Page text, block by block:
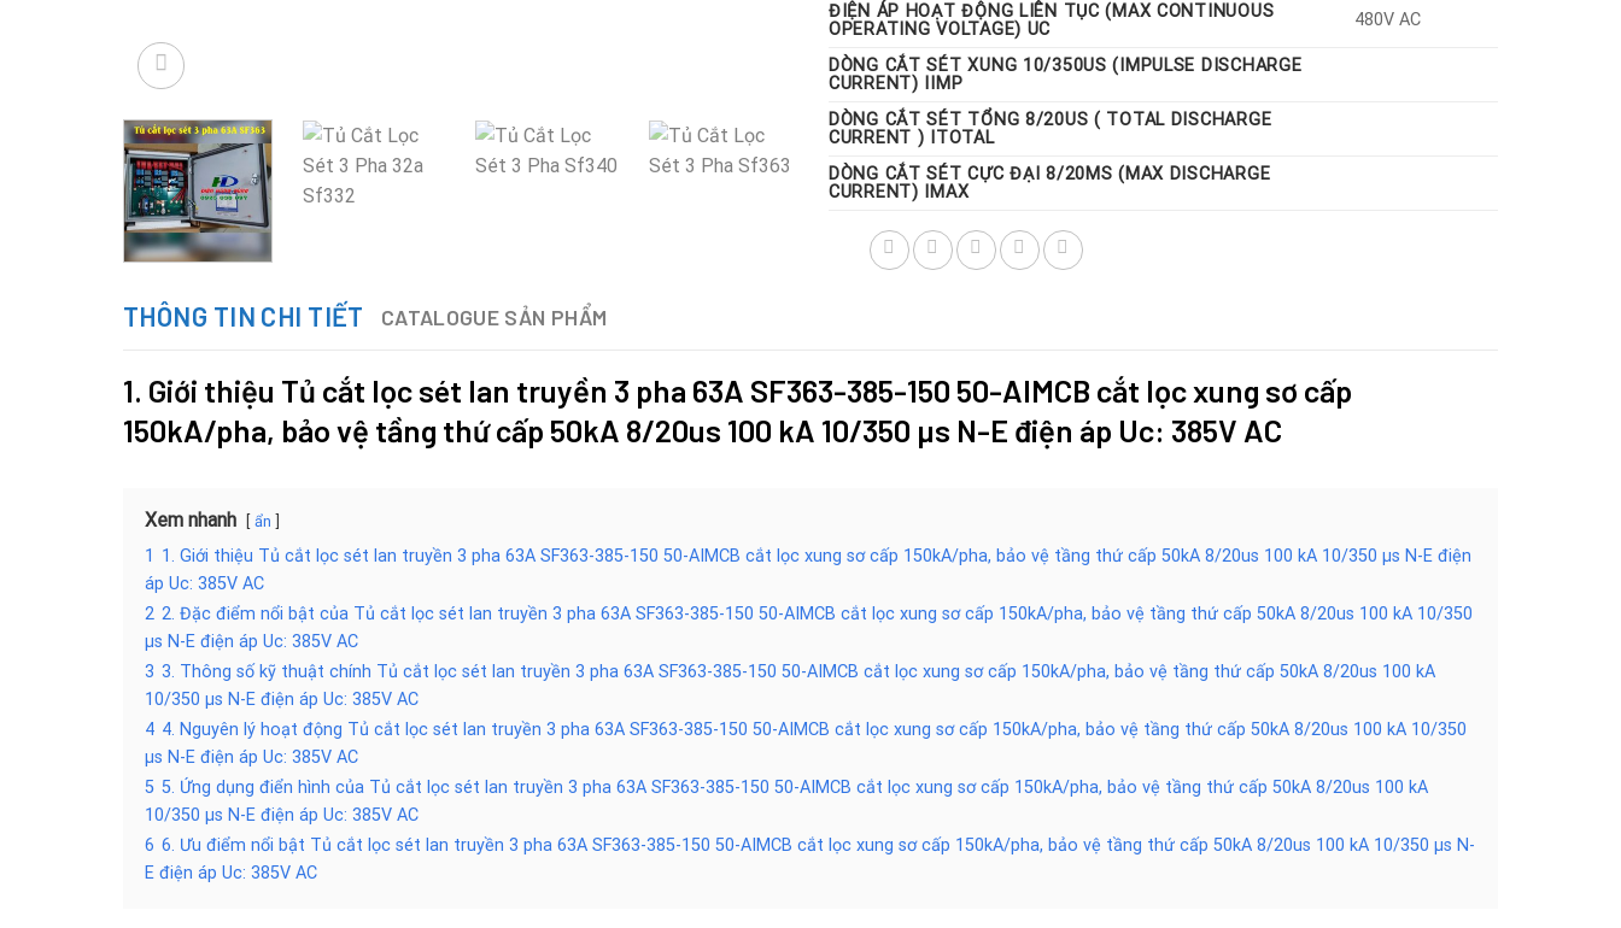
ĐIỆN ÁP HOẠT ĐỘNG LIÊN TỤC (MAX CONTINUOUS
OPERATING VOLTAGE) UC
480V AC
DÒNG CẮT SÉT XUNG 10/350US (IMPULSE DISCHARGE
CURRENT) IIMP
DÒNG CẮT SÉT TỔNG 8/20US ( TOTAL DISCHARGE
CURRENT ) ITOTAL
DÒNG CẮT SÉT CỰC ĐẠI 8/20ΜS (MAX DISCHARGE
CURRENT) IMAX
THÔNG TIN CHI TIẾT CATALOGUE SẢN PHẨM
1. Giới thiệu Tủ cắt lọc sét lan truyền 3 pha 63A SF363-385-150 50-AIMCB cắt lọc xung sơ cấp
150kA/pha, bảo vệ tầng thứ cấp 50kA 8/20us 100 kA 10/350 µs N-E điện áp Uc: 385V AC
Xem nhanh ẩn
1 1. Giới thiệu Tủ cắt lọc sét lan truyền 3 pha 63A SF363-385-150 50-AIMCB cắt lọc xung sơ cấp 150kA/pha, bảo vệ tầng thứ cấp 50kA 8/20us 100 kA 10/350 µs N-E điện
áp Uc: 385V AC
2 2. Đặc điểm nổi bật của Tủ cắt lọc sét lan truyền 3 pha 63A SF363-385-150 50-AIMCB cắt lọc xung sơ cấp 150kA/pha, bảo vệ tầng thứ cấp 50kA 8/20us 100 kA 10/350
µs N-E điện áp Uc: 385V AC
3 3. Thông số kỹ thuật chính Tủ cắt lọc sét lan truyền 3 pha 63A SF363-385-150 50-AIMCB cắt lọc xung sơ cấp 150kA/pha, bảo vệ tầng thứ cấp 50kA 8/20us 100 kA
10/350 µs N-E điện áp Uc: 385V AC
4 4. Nguyên lý hoạt động Tủ cắt lọc sét lan truyền 3 pha 63A SF363-385-150 50-AIMCB cắt lọc xung sơ cấp 150kA/pha, bảo vệ tầng thứ cấp 50kA 8/20us 100 kA 10/350
µs N-E điện áp Uc: 385V AC
5 5. Ứng dụng điển hình của Tủ cắt lọc sét lan truyền 3 pha 63A SF363-385-150 50-AIMCB cắt lọc xung sơ cấp 150kA/pha, bảo vệ tầng thứ cấp 50kA 8/20us 100 kA
10/350 µs N-E điện áp Uc: 385V AC
6 6. Ưu điểm nổi bật Tủ cắt lọc sét lan truyền 3 pha 63A SF363-385-150 50-AIMCB cắt lọc xung sơ cấp 150kA/pha, bảo vệ tầng thứ cấp 50kA 8/20us 100 kA 10/350 µs N-
E điện áp Uc: 385V AC